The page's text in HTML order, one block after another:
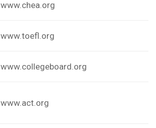
www.chea.org
www.toefl.org
www.collegeboard.org
www.act.org